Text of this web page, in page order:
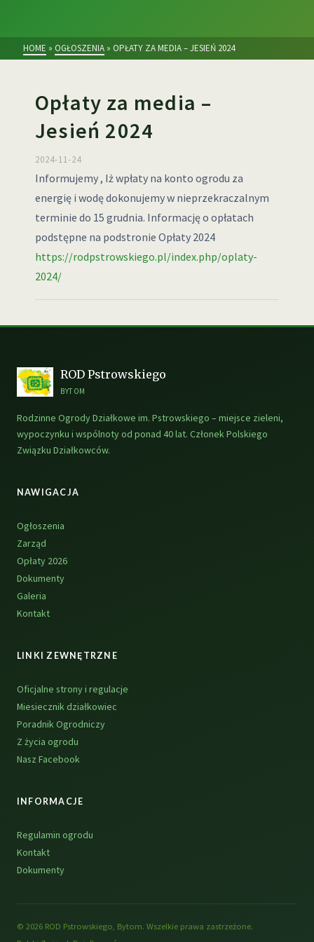
HOME » OGŁOSZENIA » OPŁATY ZA MEDIA – JESIEŃ 2024
Opłaty za media –
Jesień 2024
2024-11-24
Informujemy , Iż wpłaty na konto ogrodu za
energię i wodę dokonujemy w nieprzekraczalnym
terminie do 15 grudnia. Informację o opłatach
podstępne na podstronie Opłaty 2024
https://rodpstrowskiego.pl/index.php/oplaty-
2024/
ROD Pstrowskiego
BYTOM
Rodzinne Ogrody Działkowe im. Pstrowskiego – miejsce zieleni,
wypoczynku i wspólnoty od ponad 40 lat. Członek Polskiego
Związku Działkowców.
NAWIGACJA
Ogłoszenia
Zarząd
Opłaty 2026
Dokumenty
Galeria
Kontakt
LINKI ZEWNĘTRZNE
Oficjalne strony i regulacje
Miesiecznik działkowiec
Poradnik Ogrodniczy
Z życia ogrodu
Nasz Facebook
INFORMACJE
Regulamin ogrodu
Kontakt
Dokumenty
© 2026 ROD Pstrowskiego, Bytom. Wszelkie prawa zastrzeżone.